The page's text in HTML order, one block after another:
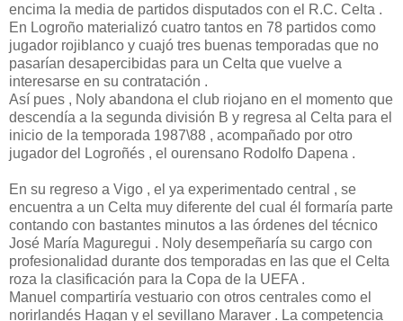
encima la media de partidos disputados con el R.C. Celta .
En Logroño materializó cuatro tantos en 78 partidos como
jugador rojiblanco y cuajó tres buenas temporadas que no
pasarían desapercibidas para un Celta que vuelve a
interesarse en su contratación .
Así pues , Noly abandona el club riojano en el momento que
descendía a la segunda división B y regresa al Celta para el
inicio de la temporada 1987\88 , acompañado por otro
jugador del Logroñés , el ourensano Rodolfo Dapena .
En su regreso a Vigo , el ya experimentado central , se
encuentra a un Celta muy diferente del cual él formaría parte
contando con bastantes minutos a las órdenes del técnico
José María Maguregui . Noly desempeñaría su cargo con
profesionalidad durante dos temporadas en las que el Celta
roza la clasificación para la Copa de la UEFA .
Manuel compartiría vestuario con otros centrales como el
norirlandés Hagan y el sevillano Maraver . La competencia